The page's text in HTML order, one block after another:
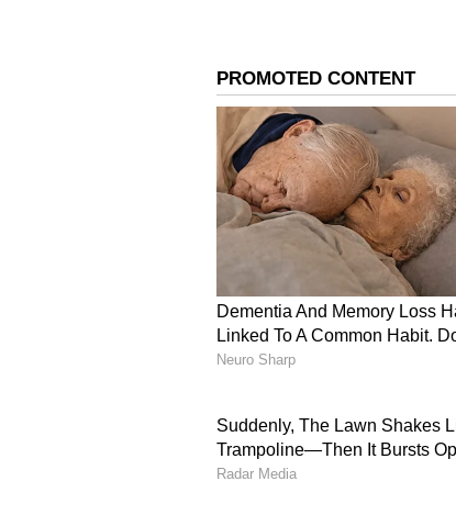
ABOUT THE AUTHOR
AH
Ashwini HR
ಮಲೆನಾಡಿನ ಹೆಬ್ಬಾಗಿಲು
ಜೀವನ ಪ್ರಾರಂಭ.
ವೆಬ್‌ಸೈಟ್‌ಗಳಲ್ಲಿ ರಾಜಕೀಯ,
ಲೇಖನಗಳನ್ನು
ತಂತ್ರಜ್ಞಾನ